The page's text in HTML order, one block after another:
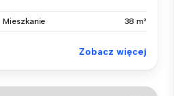
Mieszkanie 38 m²
Zobacz więcej